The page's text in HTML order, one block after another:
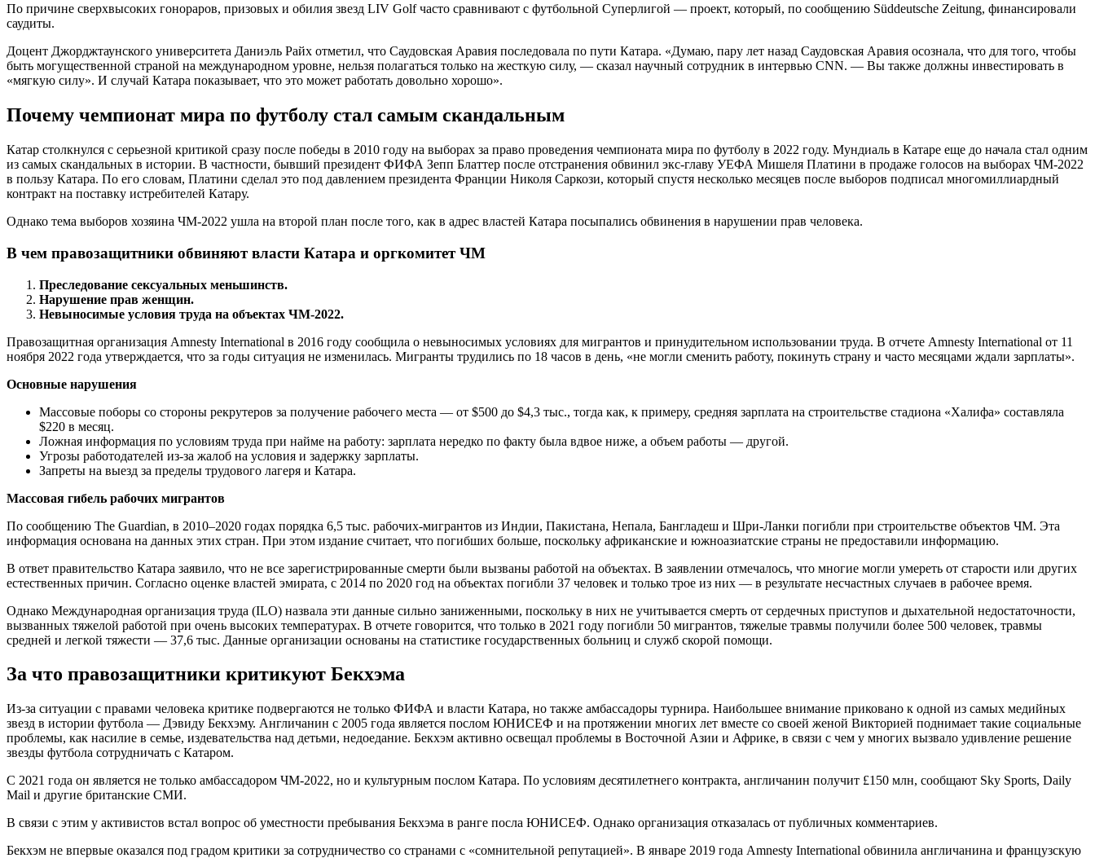
По причине сверхвысоких гонораров, призовых и обилия звезд LIV Golf часто сравнивают с футбольной Суперлигой — проект, который, по сообщению Süddeutsche Zeitung, финансировали
саудиты.
Доцент Джорджтаунского университета Даниэль Райх отметил, что Саудовская Аравия последовала по пути Катара. «Думаю, пару лет назад Саудовская Аравия осознала, что для того, чтобы
быть могущественной страной на международном уровне, нельзя полагаться только на жесткую силу, — сказал научный сотрудник в интервью CNN. — Вы также должны инвестировать в
«мягкую силу». И случай Катара показывает, что это может работать довольно хорошо».
Почему чемпионат мира по футболу стал самым скандальным
Катар столкнулся с серьезной критикой сразу после победы в 2010 году на выборах за право проведения чемпионата мира по футболу в 2022 году. Мундиаль в Катаре еще до начала стал одним
из самых скандальных в истории. В частности, бывший президент ФИФА Зепп Блаттер после отстранения обвинил экс-главу УЕФА Мишеля Платини в продаже голосов на выборах ЧМ-2022
в пользу Катара. По его словам, Платини сделал это под давлением президента Франции Николя Саркози, который спустя несколько месяцев после выборов подписал многомиллиардный
контракт на поставку истребителей Катару.
Однако тема выборов хозяина ЧМ-2022 ушла на второй план после того, как в адрес властей Катара посыпались обвинения в нарушении прав человека.
В чем правозащитники обвиняют власти Катара и оргкомитет ЧМ
Преследование сексуальных меньшинств.
Нарушение прав женщин.
Невыносимые условия труда на объектах ЧМ-2022.
Правозащитная организация Amnesty International в 2016 году сообщила о невыносимых условиях для мигрантов и принудительном использовании труда. В отчете Amnesty International от 11
ноября 2022 года утверждается, что за годы ситуация не изменилась. Мигранты трудились по 18 часов в день, «не могли сменить работу, покинуть страну и часто месяцами ждали зарплаты».
Основные нарушения
Массовые поборы со стороны рекрутеров за получение рабочего места — от $500 до $4,3 тыс., тогда как, к примеру, средняя зарплата на строительстве стадиона «Халифа» составляла
$220 в месяц.
Ложная информация по условиям труда при найме на работу: зарплата нередко по факту была вдвое ниже, а объем работы — другой.
Угрозы работодателей из-за жалоб на условия и задержку зарплаты.
Запреты на выезд за пределы трудового лагеря и Катара.
Массовая гибель рабочих мигрантов
По сообщению The Guardian, в 2010–2020 годах порядка 6,5 тыс. рабочих-мигрантов из Индии, Пакистана, Непала, Бангладеш и Шри-Ланки погибли при строительстве объектов ЧМ. Эта
информация основана на данных этих стран. При этом издание считает, что погибших больше, поскольку африканские и южноазиатские страны не предоставили информацию.
В ответ правительство Катара заявило, что не все зарегистрированные смерти были вызваны работой на объектах. В заявлении отмечалось, что многие могли умереть от старости или других
естественных причин. Согласно оценке властей эмирата, с 2014 по 2020 год на объектах погибли 37 человек и только трое из них — в результате несчастных случаев в рабочее время.
Однако Международная организация труда (ILO) назвала эти данные сильно заниженными, поскольку в них не учитывается смерть от сердечных приступов и дыхательной недостаточности,
вызванных тяжелой работой при очень высоких температурах. В отчете говорится, что только в 2021 году погибли 50 мигрантов, тяжелые травмы получили более 500 человек, травмы
средней и легкой тяжести — 37,6 тыс. Данные организации основаны на статистике государственных больниц и служб скорой помощи.
За что правозащитники критикуют Бекхэма
Из-за ситуации с правами человека критике подвергаются не только ФИФА и власти Катара, но также амбассадоры турнира. Наибольшее внимание приковано к одной из самых медийных
звезд в истории футбола — Дэвиду Бекхэму. Англичанин с 2005 года является послом ЮНИСЕФ и на протяжении многих лет вместе со своей женой Викторией поднимает такие социальные
проблемы, как насилие в семье, издевательства над детьми, недоедание. Бекхэм активно освещал проблемы в Восточной Азии и Африке, в связи с чем у многих вызвало удивление решение
звезды футбола сотрудничать с Катаром.
C 2021 года он является не только амбассадором ЧМ-2022, но и культурным послом Катара. По условиям десятилетнего контракта, англичанин получит £150 млн, сообщают Sky Sports, Daily
Mail и другие британские СМИ.
В связи с этим у активистов встал вопрос об уместности пребывания Бекхэма в ранге посла ЮНИСЕФ. Однако организация отказалась от публичных комментариев.
Бекхэм не впервые оказался под градом критики за сотрудничество со странами с «сомнительной репутацией». В январе 2019 года Amnesty International обвинила англичанина и французскую